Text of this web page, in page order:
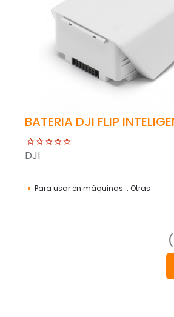
BATERIA DJI FLIP
DJI
Para usar en máquinas: : Otras